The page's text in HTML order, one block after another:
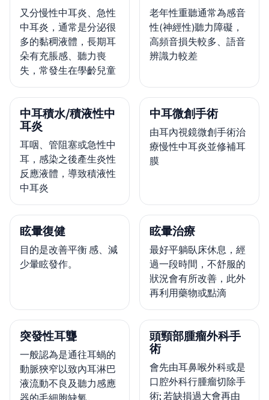
又分慢性中耳炎、急性
中耳炎，通常是分泌很
多的黏稠液體，長期耳
朵有充脹感、聽力喪
失，常發生在學齡兒童
老年性重聽通常為感音
性(神經性)聽力障礙，
高頻音損失較多、語音
辨識力較差
中耳積水/積液性中
耳炎
耳咽、管阻塞或急性中
耳，感染之後產生炎性
反應液體，導致積液性
中耳炎
中耳微創手術
由耳內視鏡微創手術治
療慢性中耳炎並修補耳
膜
眩暈復健
目的是改善平衡 感、減
少暈眩發作。
眩暈治療
最好平躺臥床休息，經
過一段時間，不舒服的
狀況會有所改善，此外
再利用藥物或點滴
突發性耳聾
一般認為是通往耳蝸的
動脈狹窄以致內耳淋巴
液流動不良及聽力感應
頭頸部腫瘤外科手
術
會先由耳鼻喉外科或是
口腔外科行腫瘤切除手
術; 若缺損過大會再由